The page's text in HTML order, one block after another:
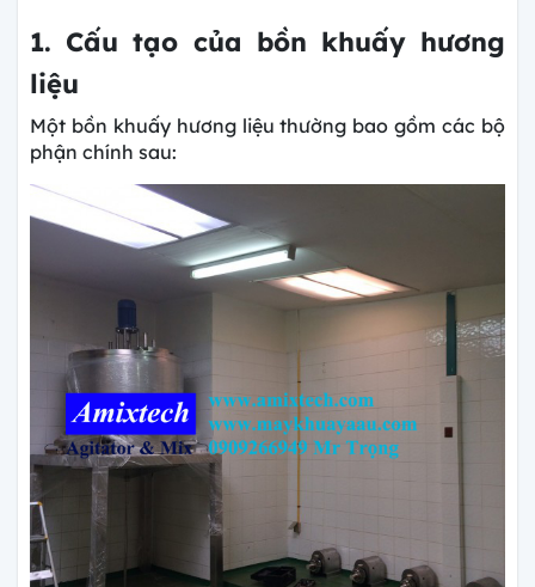
1. Cấu tạo của bồn khuấy hương
liệu
Một bồn khuấy hương liệu thường bao gồm các bộ
phận chính sau: